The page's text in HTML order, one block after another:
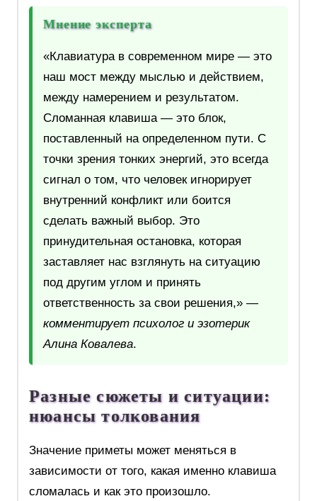
Мнение эксперта
«Клавиатура в современном мире — это
наш мост между мыслью и действием,
между намерением и результатом.
Сломанная клавиша — это блок,
поставленный на определенном пути. С
точки зрения тонких энергий, это всегда
сигнал о том, что человек игнорирует
внутренний конфликт или боится
сделать важный выбор. Это
принудительная остановка, которая
заставляет нас взглянуть на ситуацию
под другим углом и принять
ответственность за свои решения,» —
комментирует психолог и эзотерик
Алина Ковалева.
Разные сюжеты и ситуации:
нюансы толкования
Значение приметы может меняться в
зависимости от того, какая именно клавиша
сломалась и как это произошло.